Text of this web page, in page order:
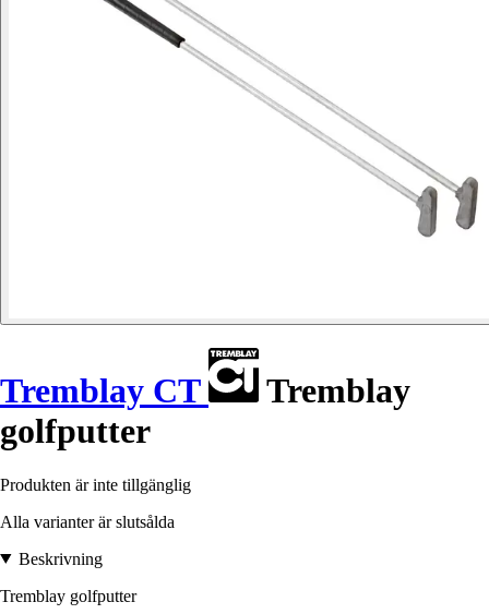
Tremblay CT
Tremblay
golfputter
Produkten är inte tillgänglig
Alla varianter är slutsålda
Beskrivning
Tremblay golfputter